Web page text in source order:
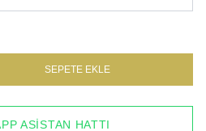
SEPETE EKLE
ASISTAN HATTI